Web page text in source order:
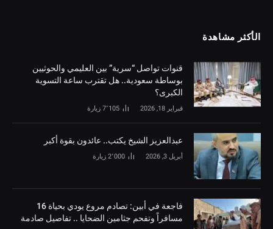
الأكثر مشاهدة
قنوات تواصل “سرية” بين العليمي والحوثيين
بوساطة سعودية.. هل تقترب ساعة التسوية
الكبرى؟
فبراير 18, 2026 7٬105 زيارة
‏عبدالعزيز الشيخ يكتب.. عائدون بقوة أكبر
أبريل 3, 2026 2٬000 زيارة
فاجعة في أبين: تصادم مروع يودي بحياة 16
مسافراً وتفحم جثامين الضحايا .. تفاصيل صادمة